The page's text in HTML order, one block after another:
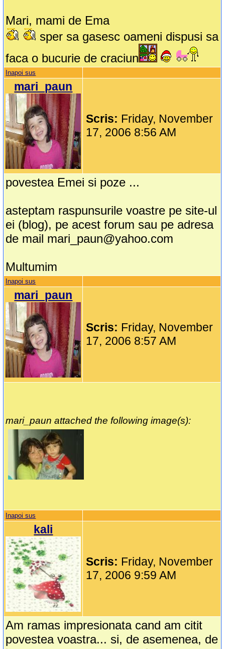
Mari, mami de Ema
sper sa gasesc oameni dispusi sa
faca o bucurie de craciun
Inapoi sus
mari_paun
Scris: Friday, November
17, 2006 8:56 AM
povestea Emei si poze ...
asteptam raspunsurile voastre pe site-ul
ei (blog), pe acest forum sau pe adresa
de mail mari_paun@yahoo.com
Multumim
Inapoi sus
mari_paun
Scris: Friday, November
17, 2006 8:57 AM
mari_paun attached the following image(s):
Inapoi sus
kali
Scris: Friday, November
17, 2006 9:59 AM
Am ramas impresionata cand am citit
povestea voastra... si, de asemenea, de